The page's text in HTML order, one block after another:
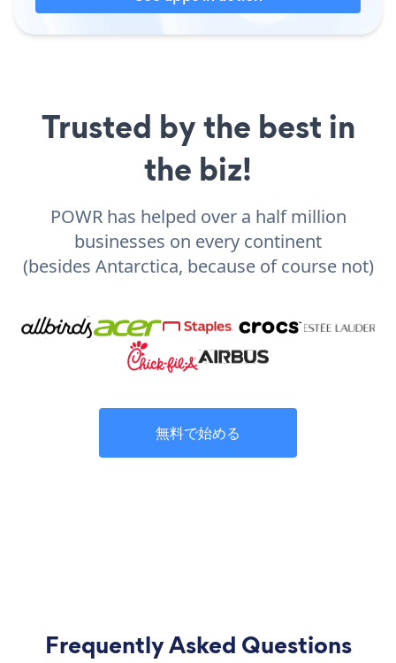
Trusted by the best in
the biz!
POWR has helped over a half million
businesses on every continent
(besides Antarctica, because of course not)
無料で始める
Frequently Asked Questions